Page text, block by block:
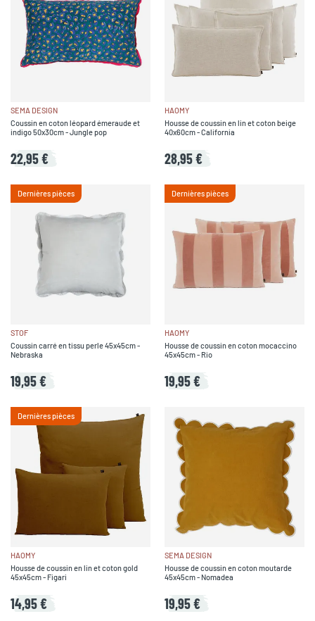
SEMA DESIGN
Coussin en coton léopard émeraude et
indigo 50x30cm - Jungle pop
22,95 €
HAOMY
Housse de coussin en lin et coton beige
40x60cm - California
28,95 €
Dernières pièces
STOF
Coussin carré en tissu perle 45x45cm -
Nebraska
19,95 €
Dernières pièces
HAOMY
Housse de coussin en coton mocaccino
45x45cm - Rio
19,95 €
Dernières pièces
HAOMY
Housse de coussin en lin et coton gold
45x45cm - Figari
14,95 €
SEMA DESIGN
Housse de coussin en coton moutarde
45x45cm - Nomadea
19,95 €